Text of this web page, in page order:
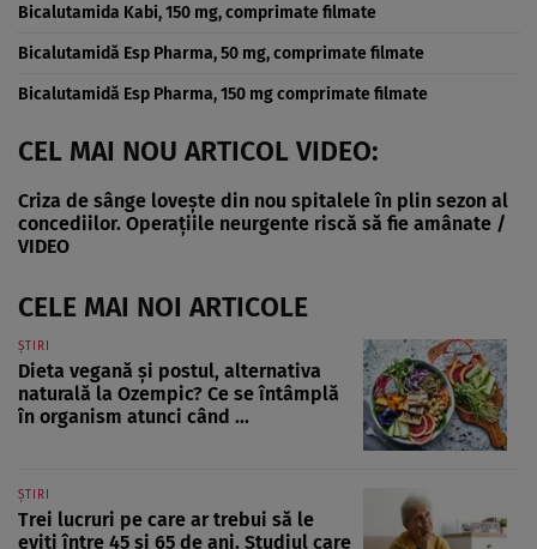
Bicalutamida Kabi, 150 mg, comprimate filmate
Bicalutamidă Esp Pharma, 50 mg, comprimate filmate
Bicalutamidă Esp Pharma, 150 mg comprimate filmate
CEL MAI NOU ARTICOL VIDEO:
Criza de sânge lovește din nou spitalele în plin sezon al
concediilor. Operațiile neurgente riscă să fie amânate /
VIDEO
CELE MAI NOI ARTICOLE
ȘTIRI
Dieta vegană și postul, alternativa
naturală la Ozempic? Ce se întâmplă
în organism atunci când ...
ȘTIRI
Trei lucruri pe care ar trebui să le
eviți între 45 și 65 de ani. Studiul care